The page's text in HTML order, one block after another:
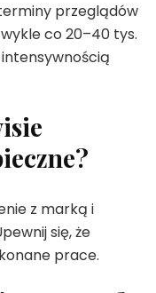
przeglądów
co 20–40 tys.
z marką i
się, że
prace.